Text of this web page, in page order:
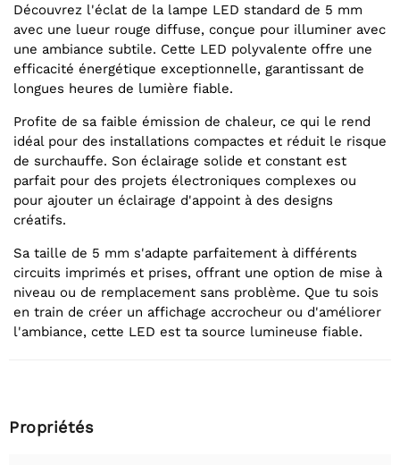
Découvrez l'éclat de la lampe LED standard de 5 mm
avec une lueur rouge diffuse, conçue pour illuminer avec
une ambiance subtile. Cette LED polyvalente offre une
efficacité énergétique exceptionnelle, garantissant de
longues heures de lumière fiable.
Profite de sa faible émission de chaleur, ce qui le rend
idéal pour des installations compactes et réduit le risque
de surchauffe. Son éclairage solide et constant est
parfait pour des projets électroniques complexes ou
pour ajouter un éclairage d'appoint à des designs
créatifs.
Sa taille de 5 mm s'adapte parfaitement à différents
circuits imprimés et prises, offrant une option de mise à
niveau ou de remplacement sans problème. Que tu sois
en train de créer un affichage accrocheur ou d'améliorer
l'ambiance, cette LED est ta source lumineuse fiable.
Propriétés